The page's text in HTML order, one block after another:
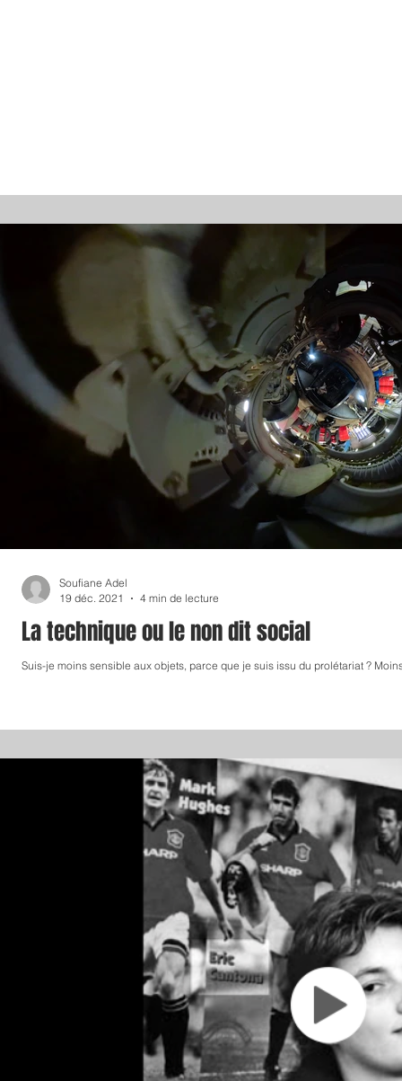
La technique ou le non dit social
Suis-je moins sensible aux objets, parce que je suis issu du prolétariat ?
Soufiane Adel
19 déc. 2021
4 min de lecture